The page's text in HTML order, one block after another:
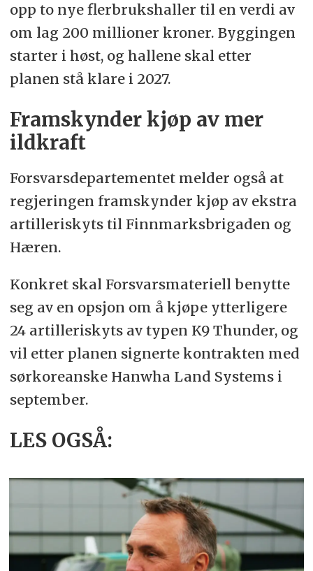
opp to nye flerbrukshaller til en verdi av
om lag 200 millioner kroner. Byggingen
starter i høst, og hallene skal etter
planen stå klare i 2027.
Framskynder kjøp av mer
ildkraft
Forsvarsdepartementet melder også at
regjeringen framskynder kjøp av ekstra
artilleriskyts til Finnmarksbrigaden og
Hæren.
Konkret skal Forsvarsmateriell benytte
seg av en opsjon om å kjøpe ytterligere
24 artilleriskyts av typen K9 Thunder, og
vil etter planen signerte kontrakten med
sørkoreanske Hanwha Land Systems i
september.
LES OGSÅ: